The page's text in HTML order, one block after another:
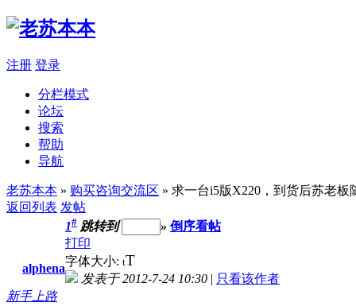
注册 登录
分栏模式
论坛
搜索
帮助
导航
老苏本本 » 购买咨询交流区 » 求一台i5版X220，到货后苏老板
返回列表 发帖
alphena
新手上路
1# 跳转到 » 倒序看帖
打印
字体大小: tT
发表于 2012-7-24 10:30 | 只看该作者